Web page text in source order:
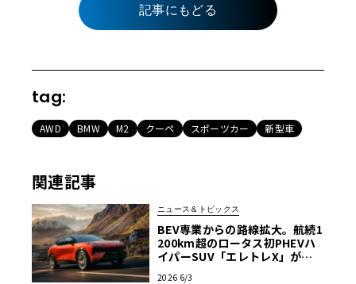
記事にもどる
tag:
AWD BMW M2 クーペ スポーツカー 新型車
関連記事
ニュース＆トピックス
BEV専業からの路線拡大。航続1
200km超のロータス初PHEVハ
イパーSUV「エレトレX」が欧
2026 6/3